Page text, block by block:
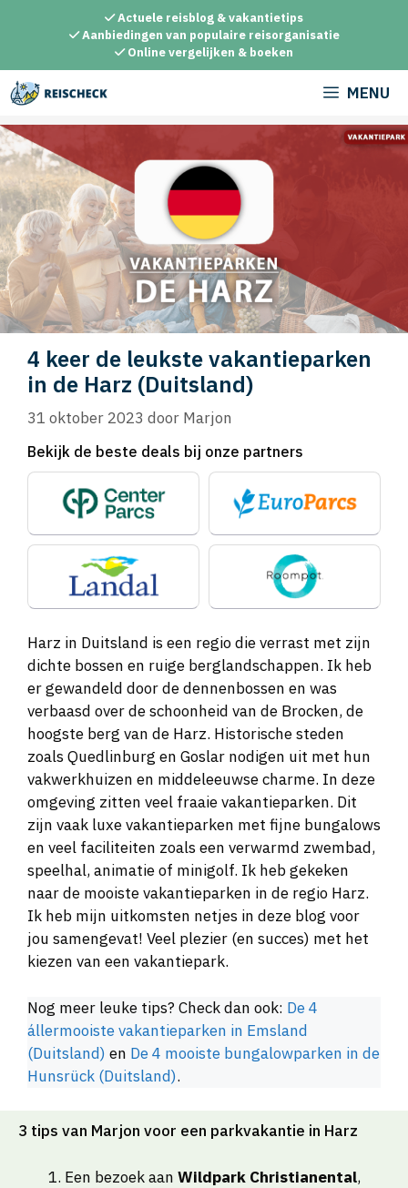
inhoud
Actuele reisblog & vakantietips
Aanbiedingen van populaire reisorganisatie
Online vergelijken & boeken
MENU
4 keer de leukste vakantieparken
in de Harz (Duitsland)
31 oktober 2023 door Marjon
Bekijk de beste deals bij onze partners
Harz in Duitsland is een regio die verrast met zijn
dichte bossen en ruige berglandschappen. Ik heb
er gewandeld door de dennenbossen en was
verbaasd over de schoonheid van de Brocken, de
hoogste berg van de Harz. Historische steden
zoals Quedlinburg en Goslar nodigen uit met hun
vakwerkhuizen en middeleeuwse charme. In deze
omgeving zitten veel fraaie vakantieparken. Dit
zijn vaak luxe vakantieparken met fijne bungalows
en veel faciliteiten zoals een verwarmd zwembad,
speelhal, animatie of minigolf. Ik heb gekeken
naar de mooiste vakantieparken in de regio Harz.
Ik heb mijn uitkomsten netjes in deze blog voor
jou samengevat! Veel plezier (en succes) met het
kiezen van een vakantiepark.
Nog meer leuke tips? Check dan ook: De 4
állermooiste vakantieparken in Emsland
(Duitsland) en De 4 mooiste bungalowparken in de
Hunsrück (Duitsland).
3 tips van Marjon voor een parkvakantie in Harz
Een bezoek aan Wildpark Christianental,